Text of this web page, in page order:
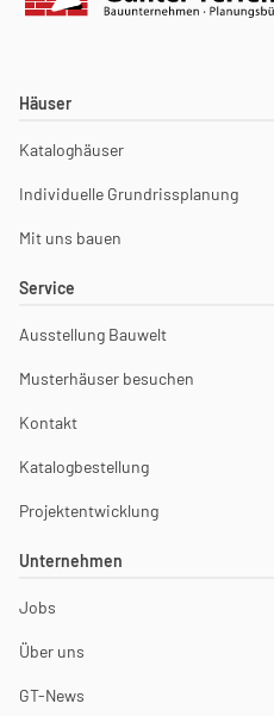
Häuser
Kataloghäuser
Individuelle Grundrissplanung
Mit uns bauen
Service
Ausstellung Bauwelt
Musterhäuser besuchen
Kontakt
Katalogbestellung
Projektentwicklung
Unternehmen
Jobs
Über uns
GT-News